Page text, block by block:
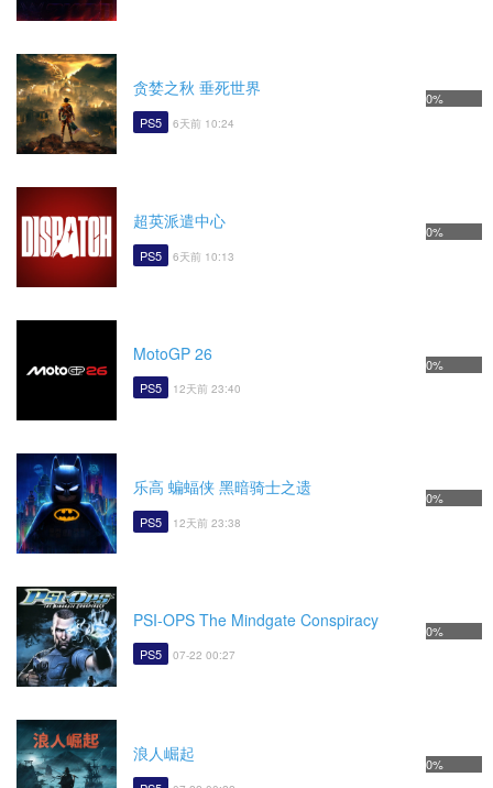
贪婪之秋 垂死世界
PS5 6天前 10:24
0%
超英派遣中心
PS5 6天前 10:13
0%
MotoGP 26
PS5 12天前 23:40
0%
乐高 蝙蝠侠 黑暗骑士之遗
PS5 12天前 23:38
0%
PSI-OPS The Mindgate Conspiracy
PS5 07-22 00:27
0%
浪人崛起 0%